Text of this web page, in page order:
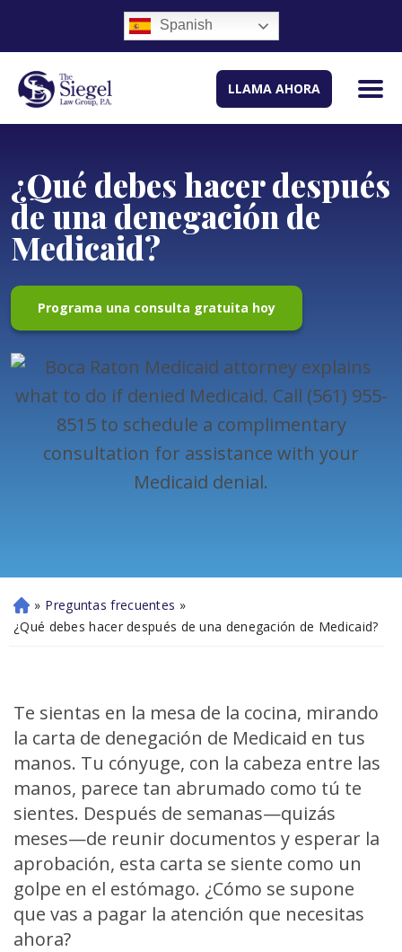
Spanish
LLAMA AHORA
¿Qué debes hacer después
de una denegación de
Medicaid?
Programa una consulta gratuita hoy
Ini
ci
» Preguntas frecuentes »
¿Qué debes hacer después de una denegación de Medicaid?
Te sientas en la mesa de la cocina, mirando
la carta de denegación de Medicaid en tus
manos. Tu cónyuge, con la cabeza entre las
manos, parece tan abrumado como tú te
sientes. Después de semanas—quizás
meses—de reunir documentos y esperar la
aprobación, esta carta se siente como un
golpe en el estómago. ¿Cómo se supone
que vas a pagar la atención que necesitas
ahora?